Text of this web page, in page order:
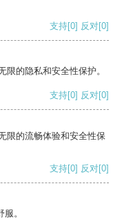
支持[0] 反对[0]
的隐私和安全性保护。
支持[0] 反对[0]
限的流畅体验和安全性保
支持[0] 反对[0]
。